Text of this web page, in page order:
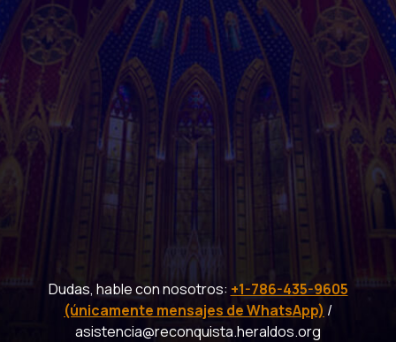
Dudas, hable con nosotros: +1-786-435-9605
(únicamente mensajes de WhatsApp) /
asistencia@reconquista.heraldos.org